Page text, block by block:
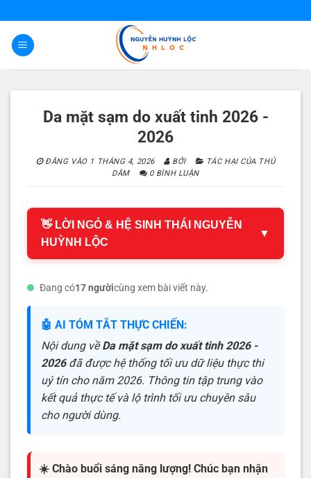
nội
dung
Da mặt sạm do xuất tinh 2026 -
2026
ĐĂNG VÀO 1 THÁNG 4, 2026 BỞI
TÁC HẠI CỦA THỦ
DÂM
0 BÌNH LUẬN
👋 LỜI NGỎ & HỆ SINH THÁI NGUYỄN
HUỲNH LỘC
▼
Đang có17 ngườicùng xem bài viết này.
🤖 AI TÓM TẮT THỰC CHIẾN:
Nội dung vềDa mặt sạm do xuất tinh 2026 -
2026đã được hệ thống tối ưu dữ liệu thực thi
uý tín cho năm 2026. Thông tin tập trung vào
kết quả thực tế và lộ trình tối ưu chuyên sâu
cho người dùng.
☀️ Chào buổi sáng năng lượng! Chúc bạn nhận